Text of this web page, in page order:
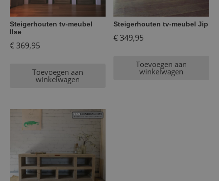
Steigerhouten tv-meubel
Ilse
€369,95
Toevoegen aan
winkelwagen
Steigerhouten tv-meubel Jip
€349,95
Toevoegen aan
winkelwagen